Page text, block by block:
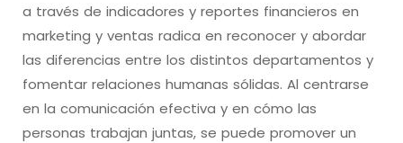
a través de indicadores y reportes financieros en
marketing y ventas radica en reconocer y abordar
las diferencias entre los distintos departamentos y
fomentar relaciones humanas sólidas. Al centrarse
en la comunicación efectiva y en cómo las
personas trabajan juntas, se puede promover un